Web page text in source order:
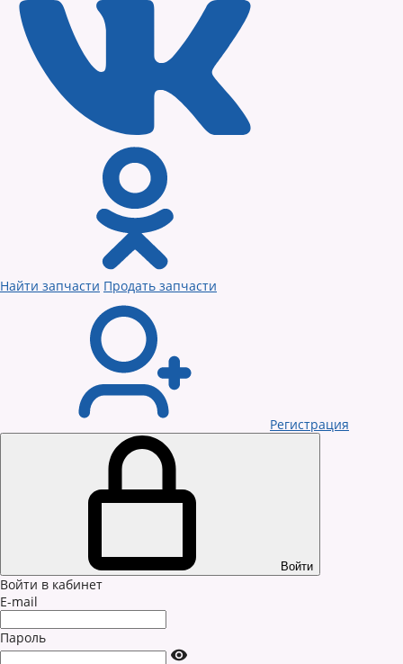
Найти запчасти Продать запчасти
Регистрация
Войти
Войти в кабинет
E-mail
Пароль